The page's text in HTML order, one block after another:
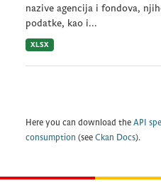
nazive agencija i fondova,
podatke, kao i...
XLSX
Here you can download the API
consumption (see Ckan Docs).